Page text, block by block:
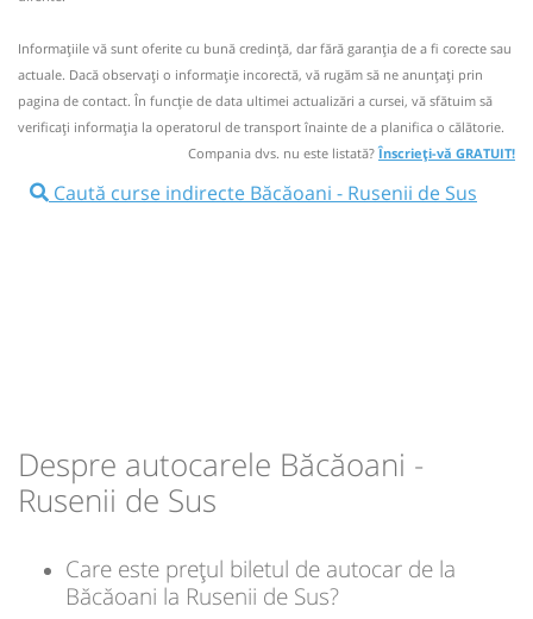
Băcăoani Statie Bacaoani
Minivan:HOHusi Brasov Cluj Oradea
65lei
Nu a circulat?Semnalați aici 10 comentarii)
Pune poze din călătoria ta ⤣
Durată:
1 h02min
Zile de circulație:
65lei
Informaţiile vă sunt oferite cu bună credinţă, dar fără garanţia de a fi corecte sau
actuale. Dacă observați o informaţie incorectă, vă rugăm să ne anunțați prin
pagina de contact. În funcție de data ultimei actualizări a cursei, vă sfătuim să
verificaţi informaţia la operatorul de transport înainte de a planifica o călătorie.
Compania dvs. nu este listată?Înscrieți-vă GRATUIT!
Caută curse indirecte Băcăoani - Rusenii de Sus
Despre autocarele Băcăoani -
Rusenii de Sus
Care este prețul biletul de autocar de la
Băcăoani la Rusenii de Sus?